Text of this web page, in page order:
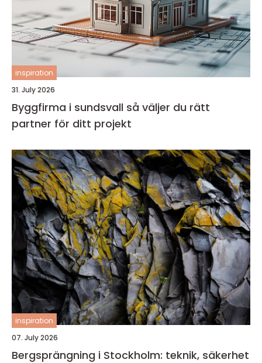
inspiration
31. July 2026
Byggfirma i sundsvall så väljer du rätt
partner för ditt projekt
inspiration
07. July 2026
Bergsprängning i Stockholm: teknik, säkerhet